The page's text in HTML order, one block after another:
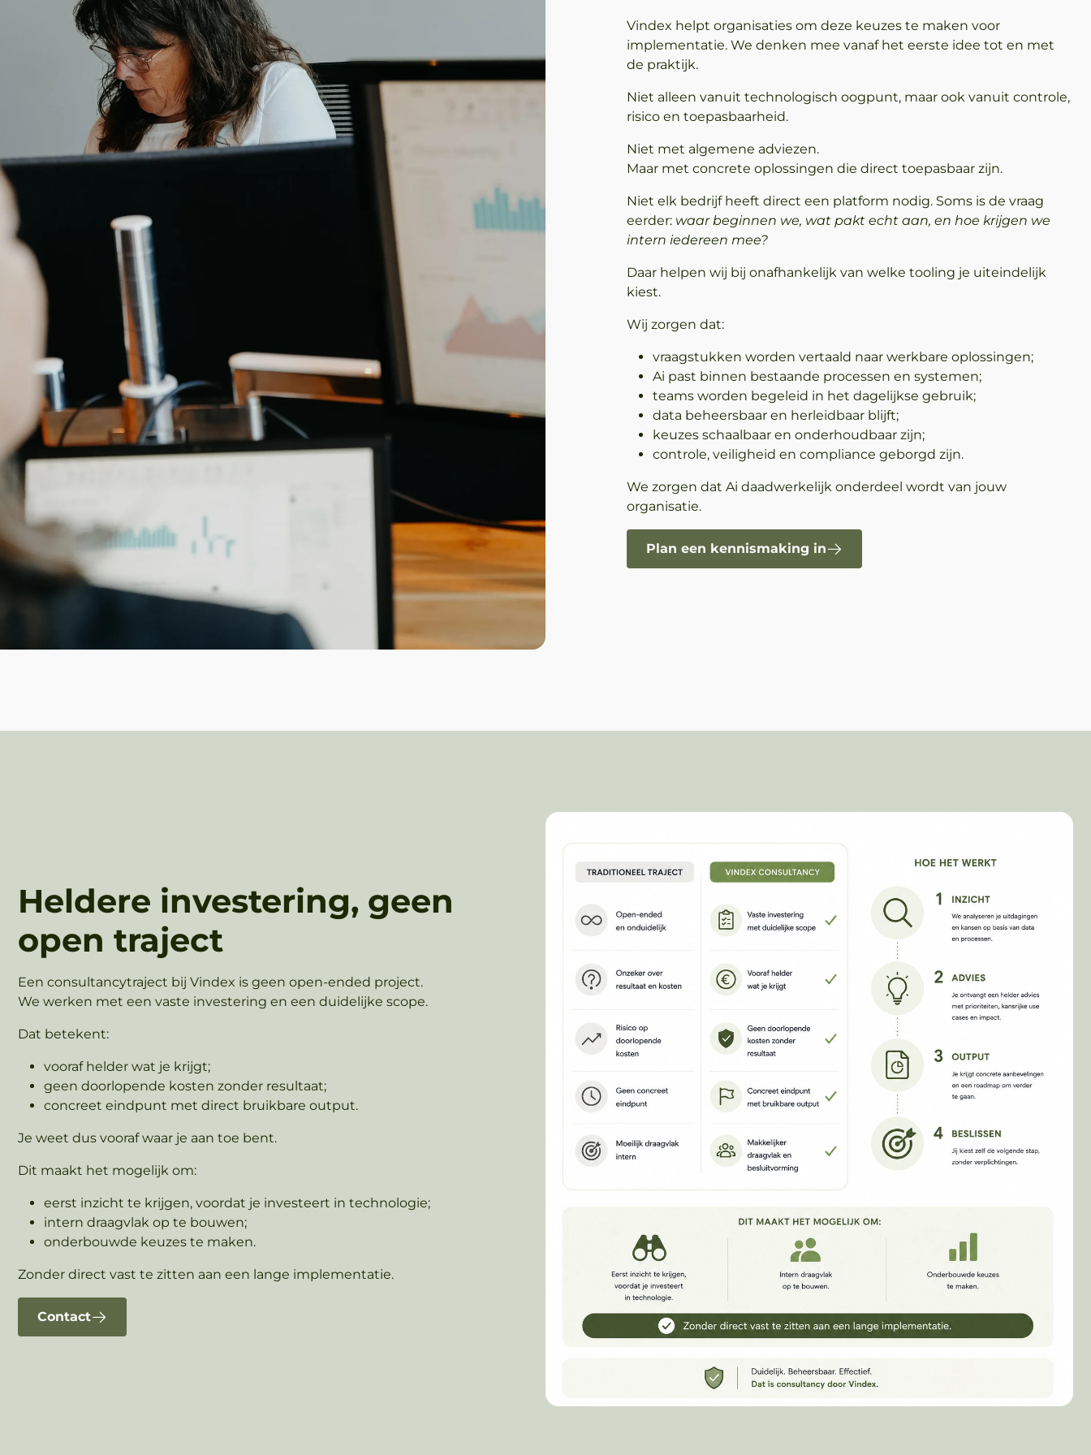
Vindex helpt organisaties om deze keuzes te maken voor
implementatie. We denken mee vanaf het eerste idee tot en met
de praktijk.
Niet alleen vanuit technologisch oogpunt, maar ook vanuit controle,
risico en toepasbaarheid.
Niet met algemene adviezen.
Maar met concrete oplossingen die direct toepasbaar zijn.
Niet elk bedrijf heeft direct een platform nodig. Soms is de vraag
eerder: waar beginnen we, wat pakt echt aan, en hoe krijgen we
intern iedereen mee?
Daar helpen wij bij onafhankelijk van welke tooling je uiteindelijk
kiest.
Wij zorgen dat:
vraagstukken worden vertaald naar werkbare oplossingen;
Ai past binnen bestaande processen en systemen;
teams worden begeleid in het dagelijkse gebruik;
data beheersbaar en herleidbaar blijft;
keuzes schaalbaar en onderhoudbaar zijn;
controle, veiligheid en compliance geborgd zijn.
We zorgen dat Ai daadwerkelijk onderdeel wordt van jouw
organisatie.
Plan een kennismaking in
Heldere investering, geen
open traject
Een consultancytraject bij Vindex is geen open‑ended project.
We werken met een vaste investering en een duidelijke scope.
Dat betekent:
vooraf helder wat je krijgt;
geen doorlopende kosten zonder resultaat;
concreet eindpunt met direct bruikbare output.
Je weet dus vooraf waar je aan toe bent.
Dit maakt het mogelijk om:
eerst inzicht te krijgen, voordat je investeert in technologie;
intern draagvlak op te bouwen;
onderbouwde keuzes te maken.
Zonder direct vast te zitten aan een lange implementatie.
Contact